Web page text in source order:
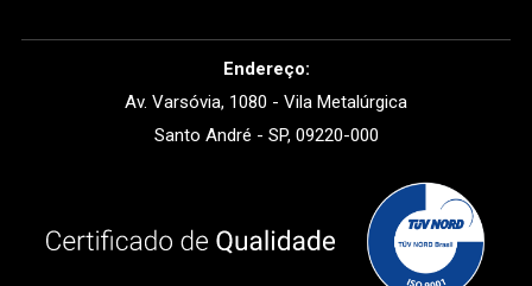
Endereço:
Av. Varsóvia, 1080 - Vila Metalúrgica
Santo André - SP, 09220-000